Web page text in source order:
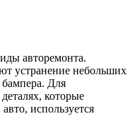
авторемонта.
устранение небольших
Для
которые
используется